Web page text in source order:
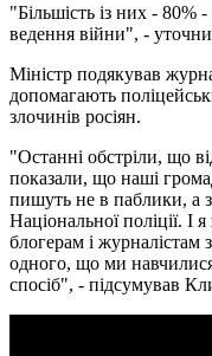
"Більшість із них - 80%
ведення війни", -
Міністр подякував
допомагають
злочинів росіян.
"Останні обстріли, що
показали, що наші
пишуть не в паблики, а
Національної поліції.
блогерам і
одного, що ми
спосіб", - підсумував